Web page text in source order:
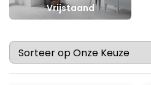
Vrijstaand